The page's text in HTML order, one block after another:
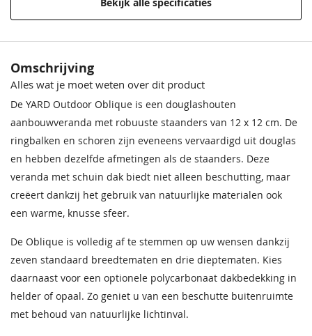
Incl. berging Zonder berging
Incl. glasschuifwand Zonder glasschuifwand
Plaatsing Aanbouw
Breedte 400 cm
Breedte x diepte 400 x 350 cm
Breedte ( cm ) 400
Hoogte 258,8 cm
Bekijk alle specificaties
Omschrijving
Alles wat je moet weten over dit product
De YARD Outdoor Oblique is een douglashouten
aanbouwveranda met robuuste staanders van 12 x 12 cm. De
ringbalken en schoren zijn eveneens vervaardigd uit douglas
en hebben dezelfde afmetingen als de staanders. Deze
veranda met schuin dak biedt niet alleen beschutting, maar
creëert dankzij het gebruik van natuurlijke materialen ook
een warme, knusse sfeer.
De Oblique is volledig af te stemmen op uw wensen dankzij
zeven standaard breedtematen en drie dieptematen. Kies
daarnaast voor een optionele polycarbonaat dakbedekking in
helder of opaal. Zo geniet u van een beschutte buitenruimte
met behoud van natuurlijke lichtinval.